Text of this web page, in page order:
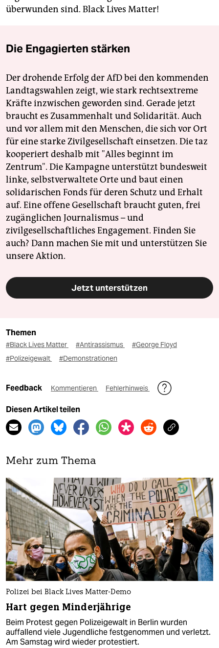
überwunden sind. Black Lives Matter!
Die Engagierten stärken
Der drohende Erfolg der AfD bei den kommenden
Landtagswahlen zeigt, wie stark rechtsextreme
Kräfte inzwischen geworden sind. Gerade jetzt
braucht es Zusammenhalt und Solidarität. Auch
und vor allem mit den Menschen, die sich vor Ort
für eine starke Zivilgesellschaft einsetzen. Die taz
kooperiert deshalb mit "Alles beginnt im
Zentrum". Die Kampagne unterstützt bundesweit
linke, selbstverwaltete Orte und baut einen
solidarischen Fonds für deren Schutz und Erhalt
auf. Eine offene Gesellschaft braucht guten, frei
zugänglichen Journalismus – und
zivilgesellschaftliches Engagement. Finden Sie
auch? Dann machen Sie mit und unterstützen Sie
unsere Aktion.
Jetzt unterstützen
Themen
#Black Lives Matter #Antirassismus
#George Floyd
#Polizeigewalt
#Demonstrationen
Feedback Kommentieren Fehlerhinweis
Diesen Artikel teilen
Mehr zum Thema
Polizei bei Black Lives Matter-Demo
Hart gegen Minderjährige
Beim Protest gegen Polizeigewalt in Berlin wurden
auffallend viele Jugendliche festgenommen und verletzt.
Am Samstag wird wieder protestiert.